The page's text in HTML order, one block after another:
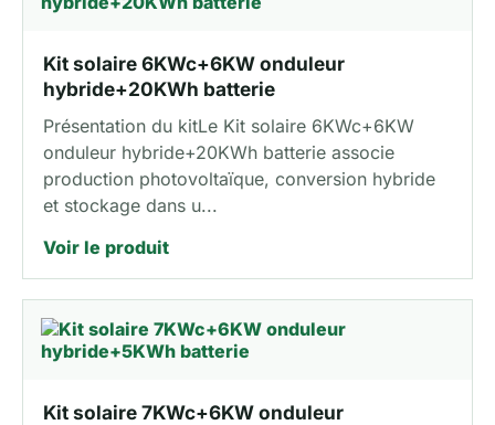
Kit solaire 6KWc+6KW onduleur
hybride+20KWh batterie
Présentation du kitLe Kit solaire 6KWc+6KW
onduleur hybride+20KWh batterie associe
production photovoltaïque, conversion hybride
et stockage dans u...
Voir le produit
Kit solaire 7KWc+6KW onduleur